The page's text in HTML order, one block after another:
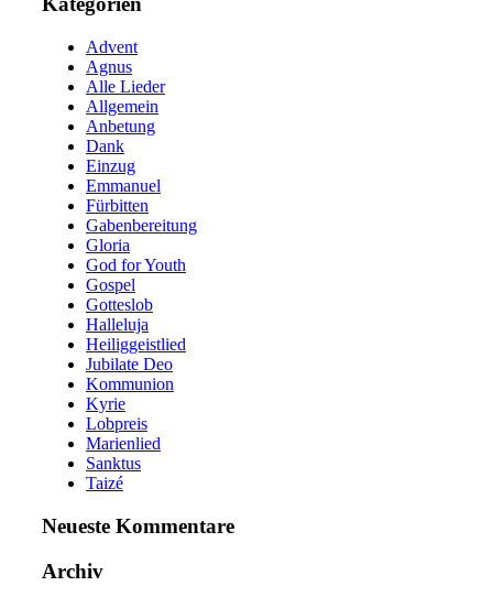
Advent
Agnus
Alle Lieder
Allgemein
Anbetung
Dank
Einzug
Emmanuel
Fürbitten
Gabenbereitung
Gloria
God for Youth
Gospel
Gotteslob
Halleluja
Heiliggeistlied
Jubilate Deo
Kommunion
Kyrie
Lobpreis
Marienlied
Sanktus
Taizé
Neueste Kommentare
Archiv